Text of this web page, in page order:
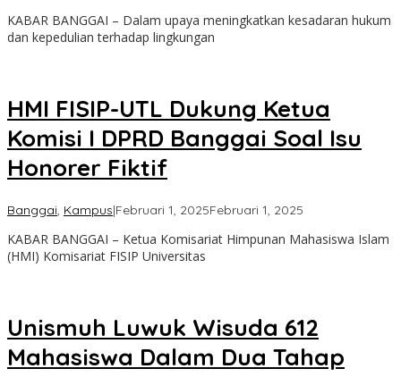
Kabar
KABAR BANGGAI – Dalam upaya meningkatkan kesadaran hukum
dan kepedulian terhadap lingkungan
HMI FISIP-UTL Dukung Ketua
Komisi I DPRD Banggai Soal Isu
Honorer Fiktif
Banggai, Kampus|Februari 1, 2025Februari 1, 2025
Kabar
KABAR BANGGAI – Ketua Komisariat Himpunan Mahasiswa Islam
(HMI) Komisariat FISIP Universitas
Unismuh Luwuk Wisuda 612
Mahasiswa Dalam Dua Tahap